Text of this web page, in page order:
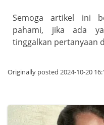
Semoga artikel ini
pahami, jika ada
tinggalkan pertanyaan
Originally posted 2024-10-20